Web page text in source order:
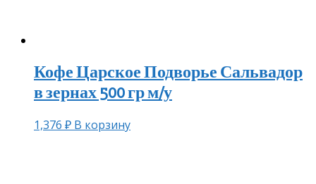
Кофе Царское Подворье Сальвадор
в зернах 500 гр м/у
1,376 ₽ В корзину